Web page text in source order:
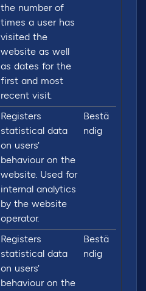
the number of
times a user has
visited the
website as well
as dates for the
first and most
recent visit.
Registers
statistical data
on users'
behaviour on the
website. Used for
internal analytics
by the website
operator.
Bestä
ndig
Registers
statistical data
on users'
behaviour on the
Bestä
ndig